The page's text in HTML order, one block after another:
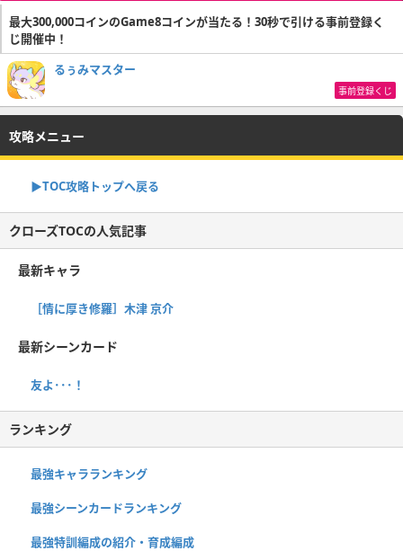
最大300,000コインのGame8コインが当たる！30秒で引ける事前登録く
じ開催中！
るぅみマスター
事前登録くじ
攻略メニュー
▶TOC攻略トップへ戻る
クローズTOCの人気記事
最新キャラ
［情に厚き修羅］木津 京介
最新シーンカード
友よ･･･！
ランキング
最強キャラランキング
最強シーンカードランキング
最強特訓編成の紹介・育成編成